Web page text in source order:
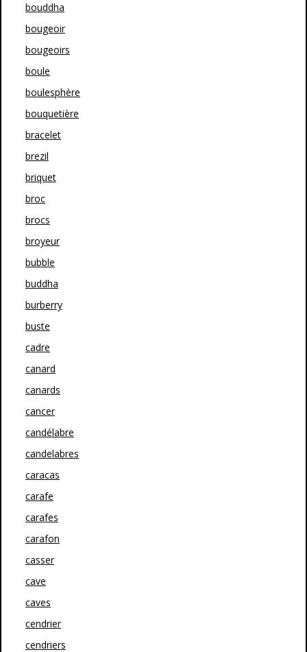
bouddha
bougeoir
bougeoirs
boule
boulesphère
bouquetière
bracelet
brezil
briquet
broc
brocs
broyeur
bubble
buddha
burberry
buste
cadre
canard
canards
cancer
candélabre
candelabres
caracas
carafe
carafes
carafon
casser
cave
caves
cendrier
cendriers